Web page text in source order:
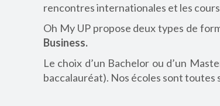
rencontres internationales et les
Oh My UP propose deux types de
Business.
Le choix d’un Bachelor ou d’un
baccalauréat). Nos écoles sont toutes